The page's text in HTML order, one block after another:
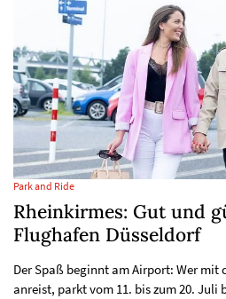
Park and Ride
Rheinkirmes: Gut und
Flughafen Düsseldorf
Der Spaß beginnt am Airport: Wer mit
anreist, parkt vom 11. bis zum 20. Juli